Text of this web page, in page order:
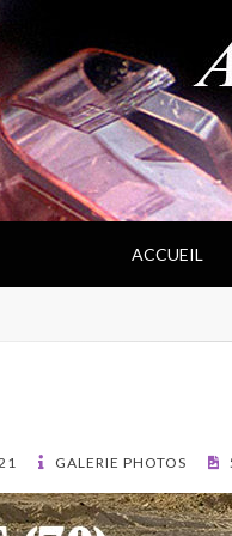
et Fossiles
ACCUEIL
GALERIE PHOTOS